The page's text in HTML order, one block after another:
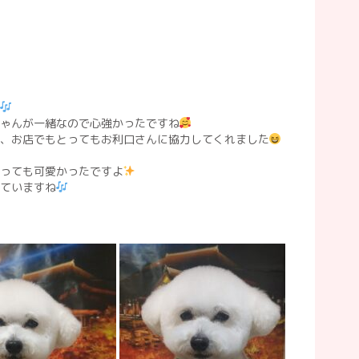
んが一緒なので心強かったですね
お店でもとってもお利口さんに協力してくれました
ても可愛かったですよ
いますね